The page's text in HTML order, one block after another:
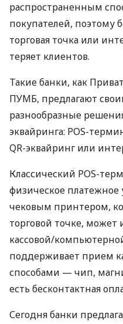
распространенным
покупателей, поэтому
торговая точка или
теряет клиентов.
Такие банки, как
ПУМБ, предлагают
разнообразные
эквайринга: POS-
QR-эквайринг или
Классический POS-
физическое платежное
чековым принтером,
торговой точке, может
кассовой/
поддерживает прием
способами — чип,
есть бесконтактная
Сегодня банки